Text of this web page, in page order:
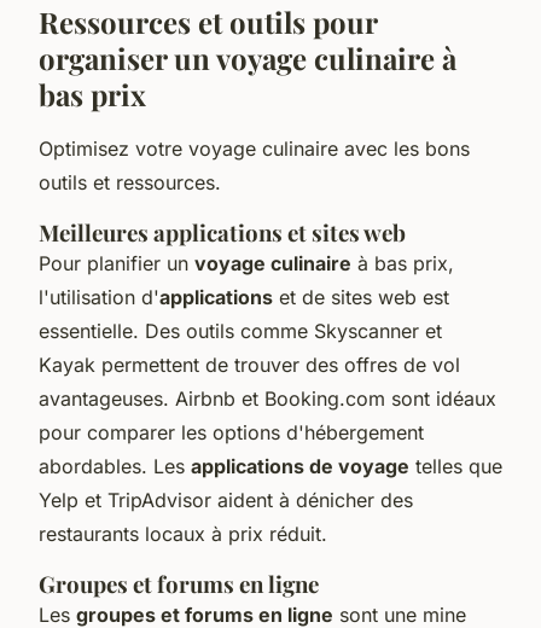
Ressources et outils pour
organiser un voyage culinaire à
bas prix
Optimisez votre voyage culinaire avec les bons
outils et ressources.
Meilleures applications et sites web
Pour planifier un voyage culinaire à bas prix,
l'utilisation d'applications et de sites web est
essentielle. Des outils comme Skyscanner et
Kayak permettent de trouver des offres de vol
avantageuses. Airbnb et Booking.com sont idéaux
pour comparer les options d'hébergement
abordables. Les applications de voyage telles que
Yelp et TripAdvisor aident à dénicher des
restaurants locaux à prix réduit.
Groupes et forums en ligne
Les groupes et forums en ligne sont une mine